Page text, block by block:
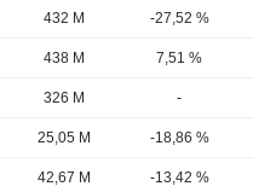
432 M -27,52 %
438 M 7,51 %
326 M -
25,05 M -18,86 %
42,67 M -13,42 %